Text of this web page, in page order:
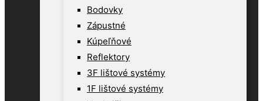
Bodovky
Zápustné
Kúpeľňové
Reflektory
3F lištové systémy
1F lištové systémy